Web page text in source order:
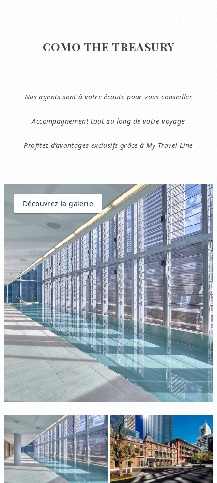
COMO THE TREASURY
Nos agents sont à votre écoute pour vous conseiller
Accompagnement tout au long de votre voyage
Profitez d’avantages exclusifs grâce à My Travel Line
Découvrez la galerie